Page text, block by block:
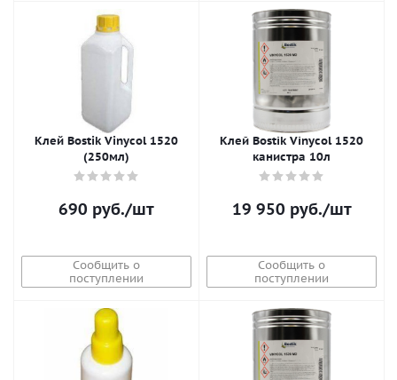
Клей Bostik Vinycol 1520
(250мл)
690 руб./шт
Сообщить о
поступлении
Клей Bostik Vinycol 1520
канистра 10л
19 950 руб./шт
Сообщить о
поступлении